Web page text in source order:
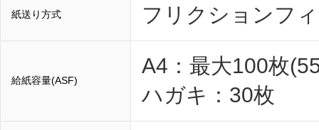
紙送り方式 フリクションフ
給紙容量(ASF)
A4：最大100枚
ハガキ：30枚